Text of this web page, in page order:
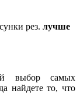
рез. лучше
выбор самых
найдете то, что